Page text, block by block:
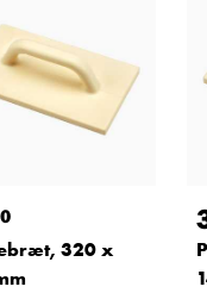
320 x